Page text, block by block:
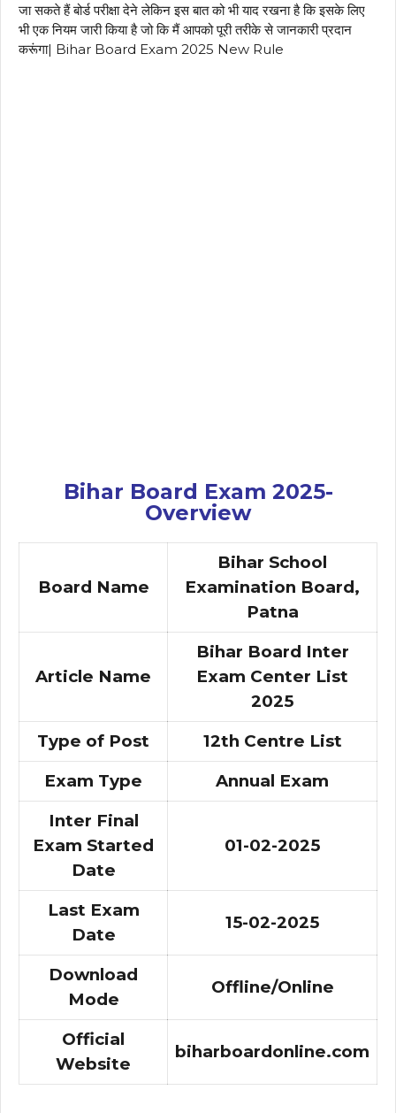
जा सकते हैं बोर्ड परीक्षा देने लेकिन इस बात को भी याद रखना है कि इसके लिए
भी एक नियम जारी किया है जो कि मैं आपको पूरी तरीके से जानकारी प्रदान
करूंगा| Bihar Board Exam 2025 New Rule
Bihar Board Exam 2025-
Overview
Board Name
Bihar School
Examination Board,
Patna
Article Name
Bihar Board Inter
Exam Center List
2025
Type of Post
12th Centre List
Exam Type
Annual Exam
Inter Final
Exam Started
Date
01-02-2025
Last Exam
Date
15-02-2025
Download
Mode
Offline/Online
Official
Website
biharboardonline.com